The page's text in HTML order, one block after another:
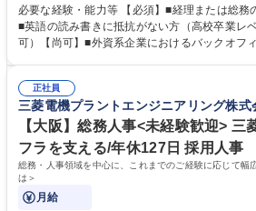
バックオフィス業務からスタートし組織を支え
できる環境です。 ■日常経理、月次および年次決算サポート業務 ■本国
（グローバル）との英文メール対応（AI翻訳ツ
業務をお任せします。残業も基本的には発生せ
を進めやすく定着率の高い環境です。 募集職種 東京【経理・総務】週1日
出社程度のリモート中心/残業基本無/独立系フ
必要な経験・能力等 【必須】■経理または総務
■英語の読み書きに抵抗がない方（高校卒業レ
可）【尚可】■外資系企業におけるバックオフ
【働き方について】現在は週4日程度の在宅勤
ライフバランスを重視する方に最適な環境です
談可）。【求める人物像】幅広いバックオフィ
社内外と円滑にコミュニケーションを取りながら
歴・資格 学歴：大学院 大学 高専 短大 専修学
正社員
三菱電機プラントエンジニアリング株式
【大阪】総務人事<未経験歓迎> 三
フラを支える/年休127日 採用人事
総務・人事領域を中心に、これまでのご経験に応じて幅
は＞
月給